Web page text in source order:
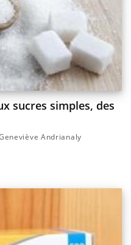
sucres simples, des
Andrianaly